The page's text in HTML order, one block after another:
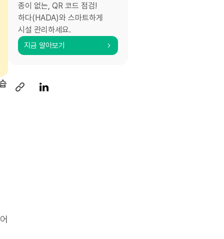
종이 없는, QR 코드 점검!
하다(HADA)와 스마트하게
시설 관리하세요.
지금 알아보기